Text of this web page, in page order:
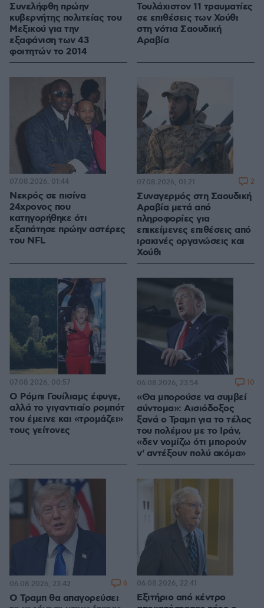
Συνελήφθη πρώην
κυβερνήτης πολιτείας του
Μεξικού για την
εξαφάνιση των 43
φοιτητών το 2014
Τουλάχιστον 11 τραυματίες
σε επιθέσεις των Χούθι
στη νότια Σαουδική
Αραβία
Νεκρός σε πισίνα
24χρονος που
κατηγορήθηκε ότι
εξαπάτησε πρώην αστέρες
του NFL
07.08.2026, 01:44
Συναγερμός στη Σαουδική
Αραβία μετά από
πληροφορίες για
επικείμενες επιθέσεις από
ιρακινές οργανώσεις και
Χούθι
07.08.2026, 01:21 2
Ο Ρόμπι Γουίλιαμς έφυγε,
αλλά το γιγαντιαίο ρομπότ
του έμεινε και «τρομάζει»
τους γείτονες
07.08.2026, 00:57
«Θα μπορούσε να συμβεί
σύντομα»: Αισιόδοξος
ξανά ο Τραμπ για το τέλος
του πολέμου με το Ιράν,
«δεν νομίζω ότι μπορούν
ν' αντέξουν πολύ ακόμα»
06.08.2026, 23:54 10
Ο Τραμπ θα απαγορεύσει
06.08.2026, 23:42 6
Εξιτήριο από κέντρο
06.08.2026, 22:41